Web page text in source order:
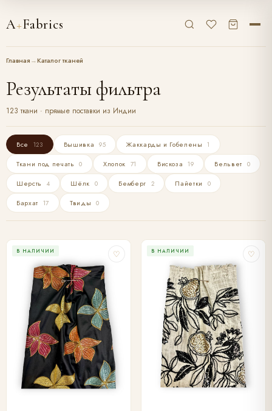
A+Fabrics
Главная→Каталог тканей
Результаты фильтра
123 ткани · прямые поставки из Индии
Все 123 Вышивка 95 Жаккарды и Гобелены 1
Ткани под печать 0 Хлопок 71 Вискоза 19 Вельвет 0
Шерсть 4 Шёлк 0 Бемберг 2 Пайетки 0
Бархат 17 Твиды 0
В НАЛИЧИИ ♡ В НАЛИЧИИ ♡